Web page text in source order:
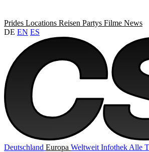
Prides Locations Reisen Partys Filme News
DE EN ES
Deutschland Europa Weltweit Infothek Alle